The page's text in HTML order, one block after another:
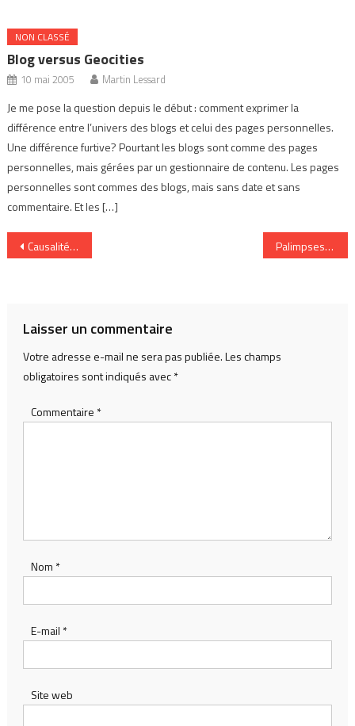
NON CLASSÉ
Blog versus Geocities
10 mai 2005 Martin Lessard
Je me pose la question depuis le début : comment exprimer la
différence entre l’univers des blogs et celui des pages personnelles.
Une différence furtive? Pourtant les blogs sont comme des pages
personnelles, mais gérées par un gestionnaire de contenu. Les pages
personnelles sont commes des blogs, mais sans date et sans
commentaire. Et les […]
Navigation
Causalité et interactions cognitives d’une idée Palimpsesteries
Laisser un commentaire
Votre adresse e-mail ne sera pas publiée.Les champs
obligatoires sont indiqués avec*
Commentaire *
Nom *
E-mail *
Site web